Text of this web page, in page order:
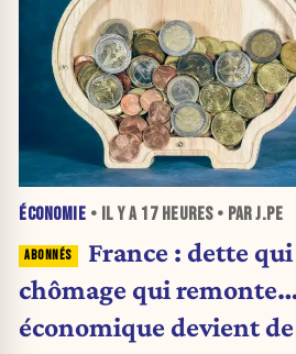
ÉCONOMIE • IL Y A 17 HEURES• PAR J.PE
France : dette
chômage qui
économique devient